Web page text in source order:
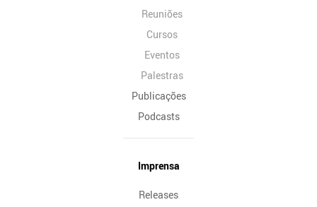
Reuniões
Cursos
Eventos
Palestras
Publicações
Podcasts
Imprensa
Releases